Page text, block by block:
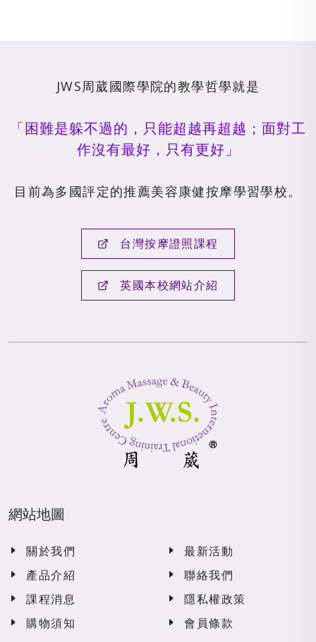
JWS周葳國際學院的教學哲學就是
「困難是躲不過的，只能超越再超越；面對工
作沒有最好，只有更好」
目前為多國評定的推薦美容康健按摩學習學校。
台灣按摩證照課程
英國本校網站介紹
網站地圖
關於我們
產品介紹
課程消息
購物須知
最新活動
聯絡我們
隱私權政策
會員條款